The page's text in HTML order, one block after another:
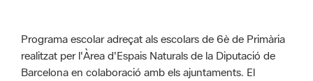
Programa escolar adreçat als escolars de 6è de Primària
realitzat per l'Àrea d'Espais Naturals de la Diputació de
Barcelona en colaboració amb els ajuntaments. El